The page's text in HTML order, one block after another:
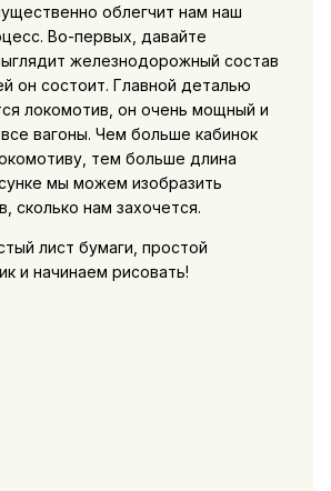
облегчит нам наш
Во-первых, давайте
железнодорожный состав
он состоит. Главной деталью
локомотив, он очень мощный и
вагоны. Чем больше кабинок
тем больше длина
мы можем изобразить
сколько нам захочется.
лист бумаги, простой
и начинаем рисовать!